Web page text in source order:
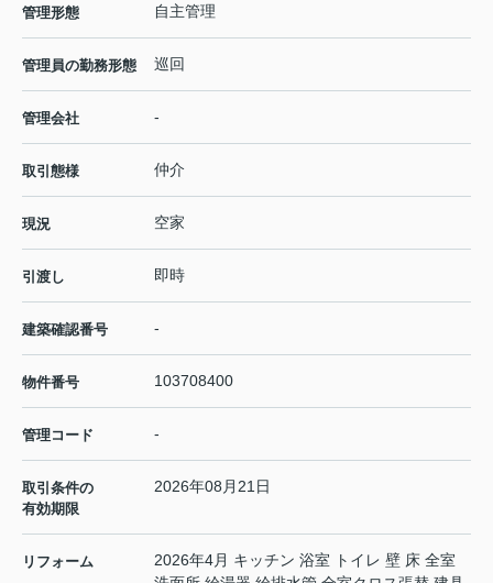
管理形態 自主管理
管理員の勤務形態 巡回
管理会社 -
取引態様 仲介
現況 空家
引渡し 即時
建築確認番号 -
物件番号 103708400
管理コード -
取引条件の
有効期限
2026年08月21日
リフォーム
2026年4月 キッチン 浴室 トイレ 壁 床 全室